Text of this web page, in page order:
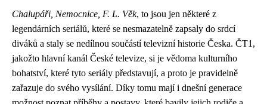
Chalupáři, Nemocnice, F. L. Věk, to jsou jen některé z
legendárních seriálů, které se nesmazatelně zapsaly do srdcí
diváků a staly se nedílnou součástí televizní historie Česka. ČT1,
jakožto hlavní kanál České televize, si je vědoma kulturního
bohatství, které tyto seriály představují, a proto je pravidelně
zařazuje do svého vysílání. Díky tomu mají i dnešní generace